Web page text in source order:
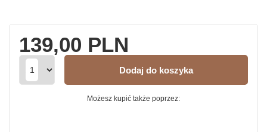
139,00 PLN
Dodaj do koszyka
Możesz kupić także poprzez: